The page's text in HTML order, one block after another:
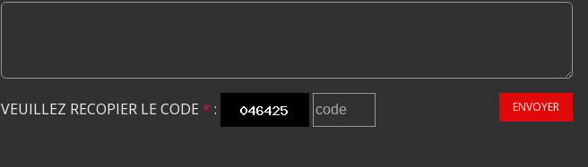
VEUILLEZ RECOPIER LE CODE * : ENVOYER